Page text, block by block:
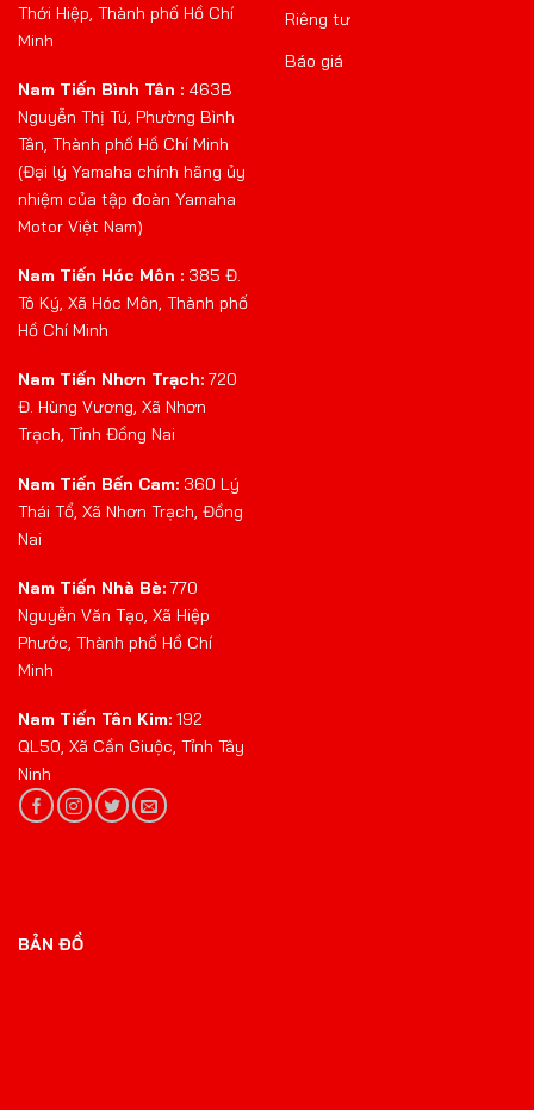
Thới Hiệp, Thành phố Hồ Chí
Minh
Nam Tiến Bình Tân : 463B
Nguyễn Thị Tú, Phường Bình
Tân, Thành phố Hồ Chí Minh
(Đại lý Yamaha chính hãng ủy
nhiệm của tập đoàn Yamaha
Motor Việt Nam)
Nam Tiến Hóc Môn : 385 Đ.
Tô Ký, Xã Hóc Môn, Thành phố
Hồ Chí Minh
Nam Tiến Nhơn Trạch: 720
Đ. Hùng Vương, Xã Nhơn
Trạch, Tỉnh Đồng Nai
Nam Tiến Bến Cam: 360 Lý
Thái Tổ, Xã Nhơn Trạch, Đồng
Nai
Nam Tiến Nhà Bè: 770
Nguyễn Văn Tạo, Xã Hiệp
Phước, Thành phố Hồ Chí
Minh
Nam Tiến Tân Kim: 192
QL50, Xã Cần Giuộc, Tỉnh Tây
Ninh
Riêng tư
Báo giá
BẢN ĐỒ